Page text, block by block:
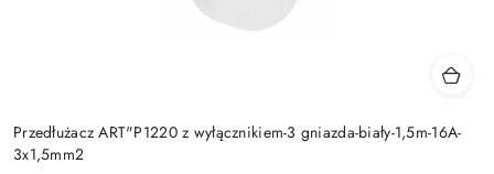
Przedłużacz ART"P1220 z wyłącznikiem-3 gniazda-biały-1,5m-16A-
3x1,5mm2